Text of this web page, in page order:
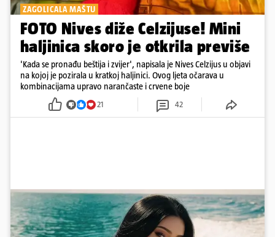
ZAGOLICALA MAŠTU
FOTO Nives diže Celzijuse! Mini
haljinica skoro je otkrila previše
'Kada se pronađu beštija i zvijer', napisala je Nives Celzijus u objavi
na kojoj je pozirala u kratkoj haljinici. Ovog ljeta očarava u
kombinacijama upravo narančaste i crvene boje
21 42